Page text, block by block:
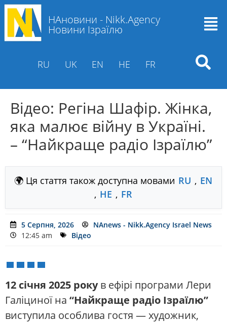
НАновини - Nikk.Agency
Новини Ізраїлю
RU UK EN HE FR
Відео: Регіна Шафір. Жінка,
яка малює війну в Україні.
– “Найкраще радіо Ізраїлю”
🌍 Ця стаття також доступна мовами RU , EN
, HE , FR
5 Серпня, 2026
NAnews - Nikk.Agency Israel News
12:45 am
Відео
12 січня 2025 рокув ефірі програми Лери
Галіциної на “Найкраще радіо Ізраїлю”
виступила особлива гостя — художник,